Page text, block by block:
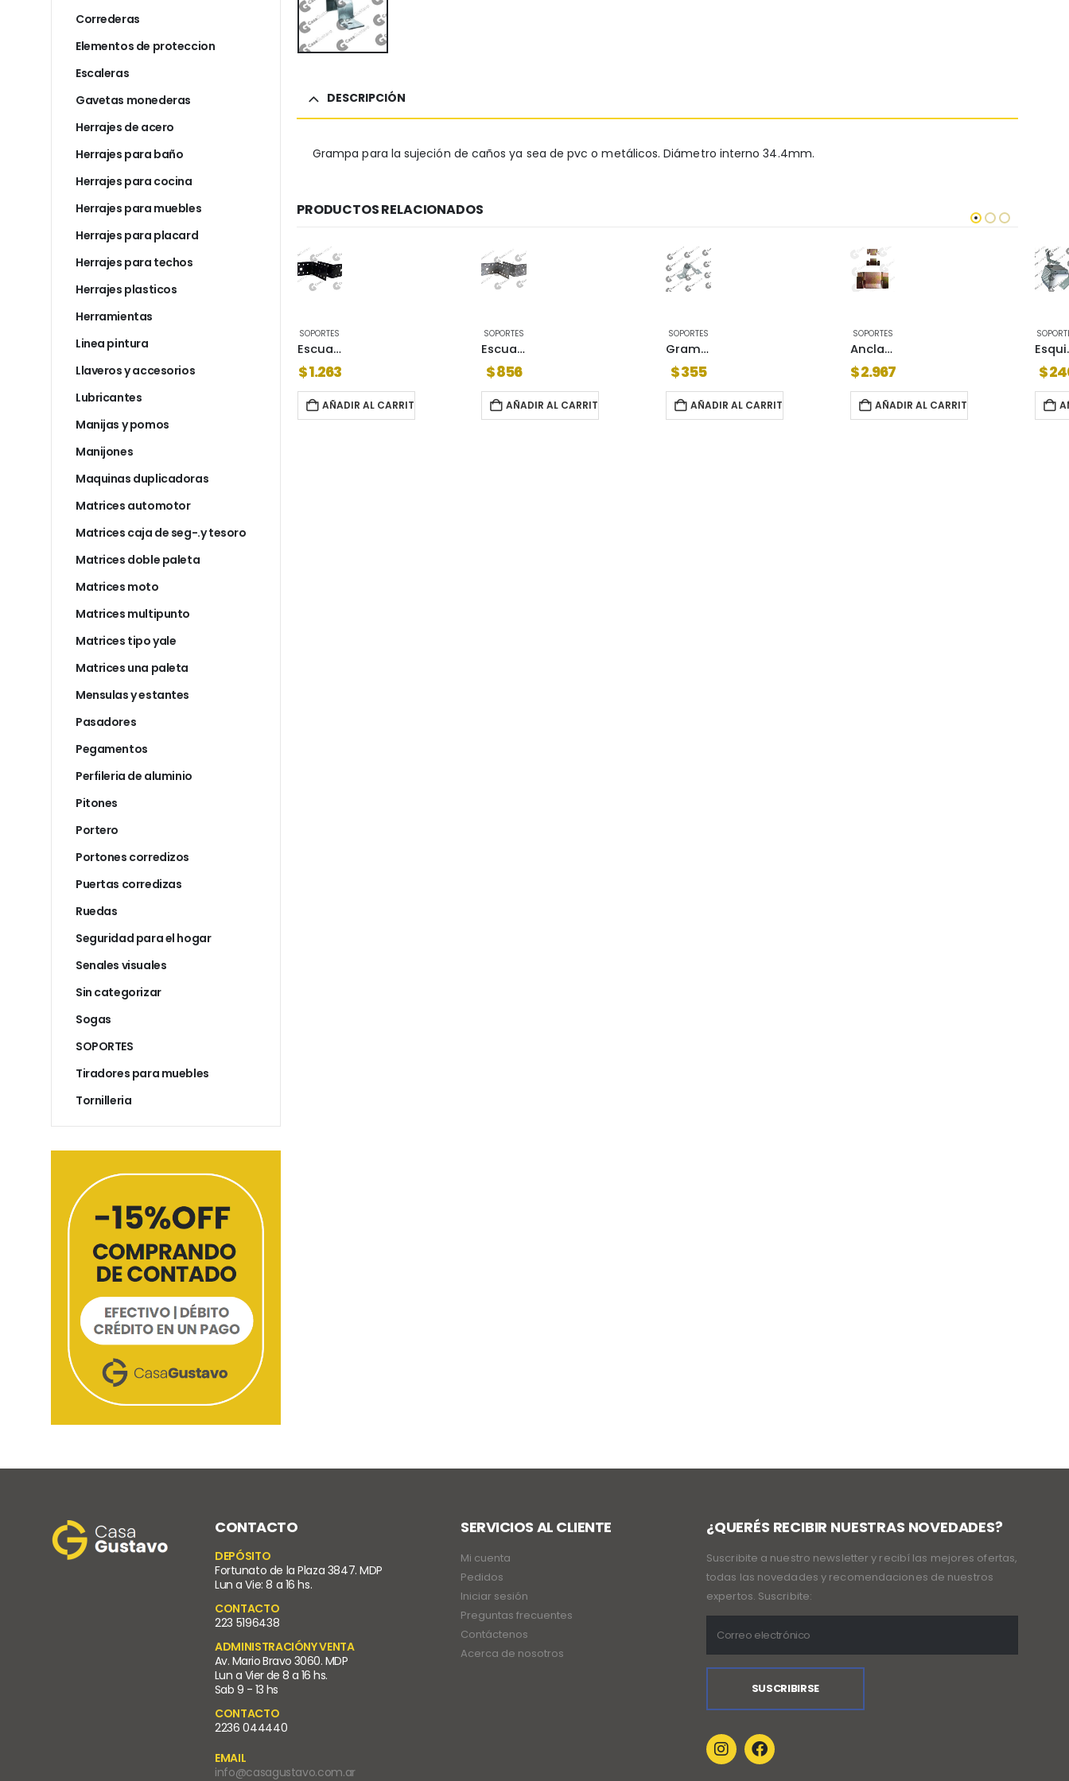
DESCRIPCIÓN
Grampa para la sujeción de caños ya sea de pvc o metálicos. Diámetro interno 34.4mm.
PRODUCTOS RELACIONADOS
Anclaje invisible 60×30 mm horizontal zinc
$1.389
AÑADIR AL CARRITO
SOPORTES
Escuadra chapa perforada 38×65 mm negro
$1.263
AÑADIR AL CARRITO
SOPORTES
Escuadra chapa perforada 38×65 mm 511-1065
$856
AÑADIR AL CARRITO
SOPORTES
Grampa omega 1″ (34.4mm) 500-1025
$355
AÑADIR AL CARRITO
SOPORTES
Anclaje invisible 100×48 mm horizontal zinc
$2.967
AÑADIR AL CARRITO
$
Correderas
Elementos de proteccion
Escaleras
Gavetas monederas
Herrajes de acero
Herrajes para baño
Herrajes para cocina
Herrajes para muebles
Herrajes para placard
Herrajes para techos
Herrajes plasticos
Herramientas
Linea pintura
Llaveros y accesorios
Lubricantes
Manijas y pomos
Manijones
Maquinas duplicadoras
Matrices automotor
Matrices caja de seg-.y tesoro
Matrices doble paleta
Matrices moto
Matrices multipunto
Matrices tipo yale
Matrices una paleta
Mensulas y estantes
Pasadores
Pegamentos
Perfileria de aluminio
Pitones
Portero
Portones corredizos
Puertas corredizas
Ruedas
Seguridad para el hogar
Senales visuales
Sin categorizar
Sogas
SOPORTES
Tiradores para muebles
Tornilleria
CONTACTO
DEPÓSITO
Fortunato de la Plaza 3847. MDP
Lun a Vie: 8 a 16 hs.
CONTACTO
223 5196438
ADMINISTRACIÓNY VENTA
Av. Mario Bravo 3060. MDP
Lun a Vier de 8 a 16 hs.
Sab 9 - 13 hs
CONTACTO
2236 044440
EMAIL
info@casagustavo.com.ar
SERVICIOS AL CLIENTE
Mi cuenta
Pedidos
Iniciar sesión
Preguntas frecuentes
Contáctenos
Acerca de nosotros
¿QUERÉS RECIBIR NUESTRAS NOVEDADES?
Suscribite a nuestro newsletter y recibí las mejores ofertas,
todas las novedades y recomendaciones de nuestros
expertos. Suscribite: